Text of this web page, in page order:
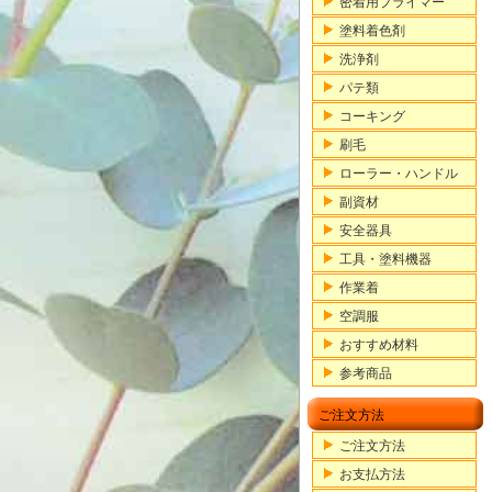
塗料着色剤
洗浄剤
パテ類
コーキング
刷毛
ローラー・ハンドル
副資材
安全器具
工具・塗料機器
作業着
空調服
おすすめ材料
参考商品
ご注文方法
ご注文方法
お支払方法